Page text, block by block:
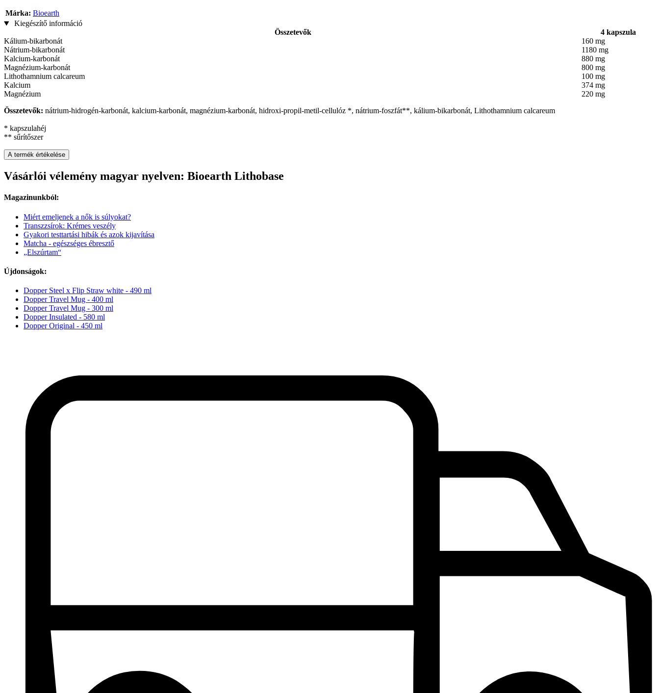
Márka: Bioearth
Kiegészítő információ
Összetevők
4 kapszula
Kálium-bikarbonát
160 mg
Nátrium-bikarbonát
1180 mg
Kalcium-karbonát
880 mg
Magnézium-karbonát
800 mg
Lithothamnium calcareum
100 mg
Kalcium
374 mg
Magnézium
220 mg
Összetevők: nátrium-hidrogén-karbonát, kalcium-karbonát, magnézium-karbonát, hidroxi-propil-metil-cellulóz *, nátrium-foszfát**, kálium-bikarbonát, Lithothamnium calcareum
* kapszulahéj
** sűrítőszer
A termék értékelése
Vásárlói vélemény magyar nyelven: Bioearth Lithobase
Magazinunkból:
Miért emeljenek a nők is súlyokat?
Transzzsírok: Krémes veszély
Gyakori testtartási hibák és azok kijavítása
Matcha - egészséges ébresztő
„Elszúrtam“
Újdonságok:
Dopper Steel x Flip Straw white - 490 ml
Dopper Travel Mug - 400 ml
Dopper Travel Mug - 300 ml
Dopper Insulated - 580 ml
Dopper Original - 450 ml